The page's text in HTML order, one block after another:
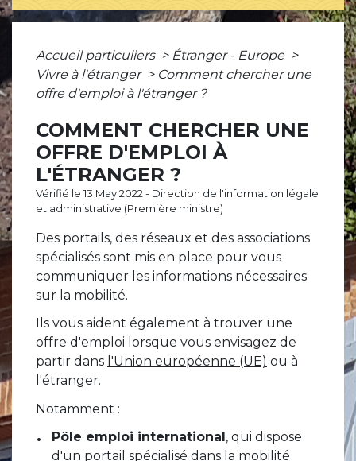
Accueil particuliers > Étranger - Europe >
Vivre à l'étranger > Comment chercher une
offre d'emploi à l'étranger ?
COMMENT CHERCHER UNE
OFFRE D'EMPLOI À
L'ÉTRANGER ?
Vérifié le 13 May 2022 - Direction de l'information légale
et administrative (Première ministre)
Des portails, des réseaux et des associations
spécialisés sont mis en place pour vous
communiquer les informations nécessaires
sur la mobilité.
Ils vous aident également à trouver une
offre d'emploi lorsque vous envisagez de
partir dans l'Union européenne (UE) ou à
l'étranger.
Notamment :
Pôle emploi international, qui dispose
d'un portail spécialisé dans la mobilité